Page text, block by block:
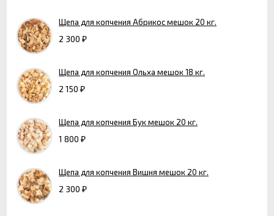
Щепа для копчения Абрикос мешок 20 кг.
2 300 ₽
Щепа для копчения Ольха мешок 18 кг.
2 150 ₽
Щепа для копчения Бук мешок 20 кг.
1 800 ₽
Щепа для копчения Вишня мешок 20 кг.
2 300 ₽